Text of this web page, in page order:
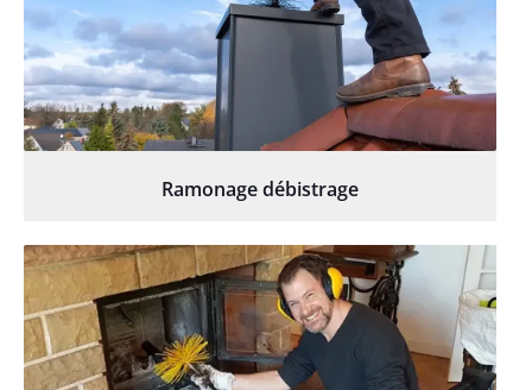
Ramonage débistrage